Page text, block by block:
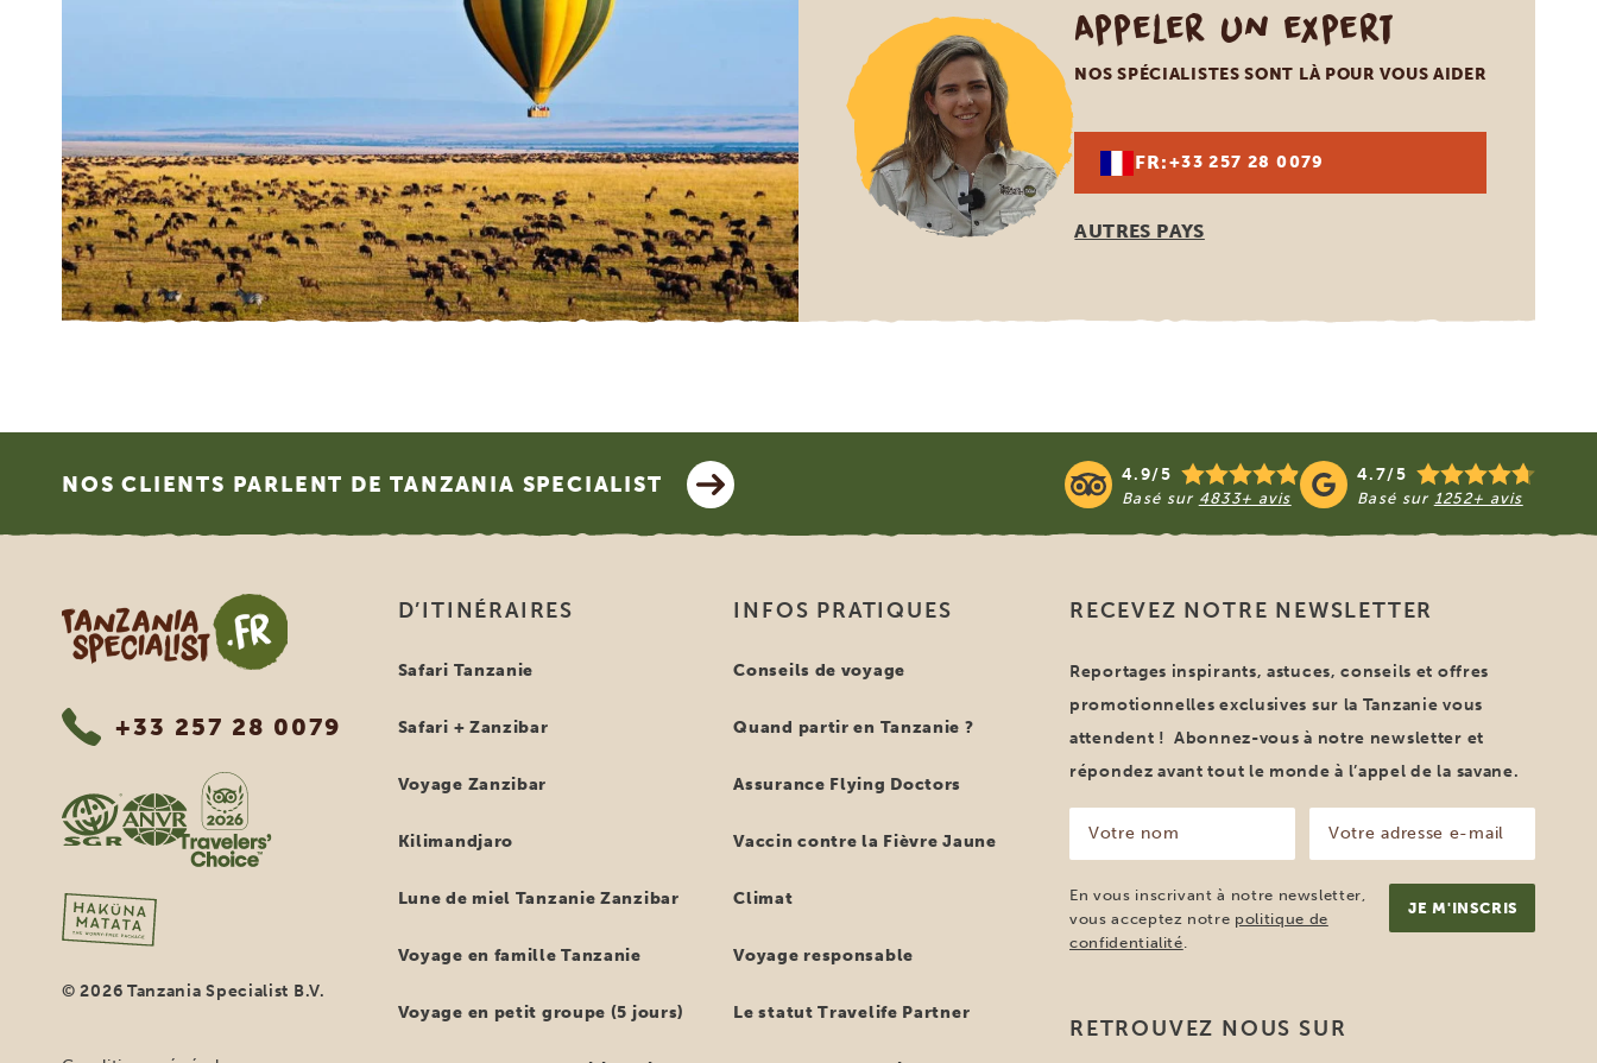
Appeler un expert
NOS SPÉCIALISTES SONT LÀ POUR VOUS AIDER
FR:+33 257 28 0079
AUTRES PAYS
NOS CLIENTS PARLENT DE TANZANIA SPECIALIST 4.9/5
Basé sur 4833+ avis
4.7/5
Basé sur 1252+ avis
Tanzania Specialist
+33 257 28 0079
© 2026 Tanzania Specialist B.V.
D’ITINÉRAIRES
Safari Tanzanie
Safari + Zanzibar
Voyage Zanzibar
Kilimandjaro
Lune de miel Tanzanie Zanzibar
Voyage en famille Tanzanie
Voyage en petit groupe (5 jours)
INFOS PRATIQUES
Conseils de voyage
Quand partir en Tanzanie ?
Assurance Flying Doctors
Vaccin contre la Fièvre Jaune
Climat
Voyage responsable
Le statut Travelife Partner
RECEVEZ NOTRE NEWSLETTER
Reportages inspirants, astuces, conseils et offres
promotionnelles exclusives sur la Tanzanie vous
attendent ! Abonnez-vous à notre newsletter et
répondez avant tout le monde à l’appel de la savane.
nom
(Nécessaire)
adresse
e-
mail
(Nécessaire)
En vous inscrivant à notre newsletter,
vous acceptez notre politique de
confidentialité.
RETROUVEZ NOUS SUR